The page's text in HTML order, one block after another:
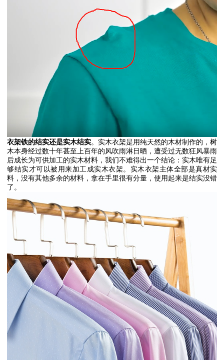
衣架铁的结实还是实木结实。实木衣架是用纯天然的木材制作的，树
木本身经过数十年甚至上百年的风吹雨淋日晒，遭受过无数狂风暴雨
后成长为可供加工的实木材料，我们不难得出一个结论：实木唯有足
够结实才可以被用来加工成实木衣架。实木衣架主体全部是真材实
料，没有其他多余的材料，拿在手里很有分量，使用起来是结实没错
了。